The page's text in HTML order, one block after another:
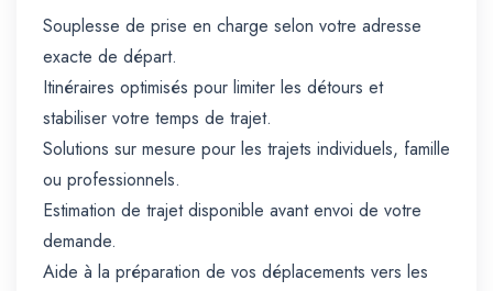
Souplesse de prise en charge selon votre adresse
exacte de départ.
Itinéraires optimisés pour limiter les détours et
stabiliser votre temps de trajet.
Solutions sur mesure pour les trajets individuels, famille
ou professionnels.
Estimation de trajet disponible avant envoi de votre
demande.
Aide à la préparation de vos déplacements vers les